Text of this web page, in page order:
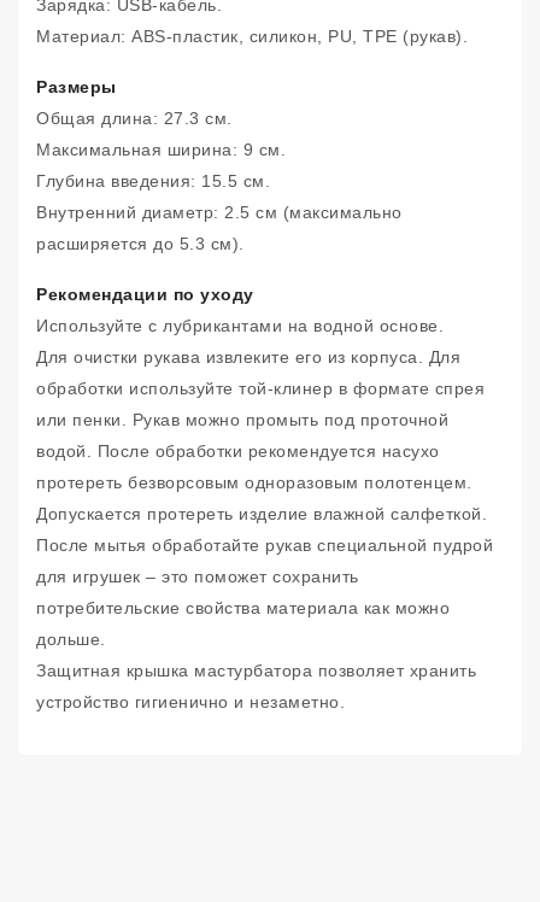
Зарядка: USB-кабель.
Материал: ABS-пластик, силикон, PU, ​​TPE (рукав).
Размеры
Общая длина: 27.3 см.
Максимальная ширина: 9 см.
Глубина введения: 15.5 см.
Внутренний диаметр: 2.5 см (максимально
расширяется до 5.3 см).
Рекомендации по уходу
Используйте с лубрикантами на водной основе.
Для очистки рукава извлеките его из корпуса. Для
обработки используйте той-клинер в формате спрея
или пенки. Рукав можно промыть под проточной
водой. После обработки рекомендуется насухо
протереть безворсовым одноразовым полотенцем.
Допускается протереть изделие влажной салфеткой.
После мытья обработайте рукав специальной пудрой
для игрушек – это поможет сохранить
потребительские свойства материала как можно
дольше.
Защитная крышка мастурбатора позволяет хранить
устройство гигиенично и незаметно.